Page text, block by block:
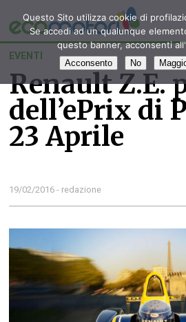
EVENTI
Renault Z.E.
dell’ePrix di
23 Aprile
19/02/2016 - redazione
Questo Sito utilizza cookie di
Se accedi ad un qualunque
questo banner, acconsenti
Acconsento No